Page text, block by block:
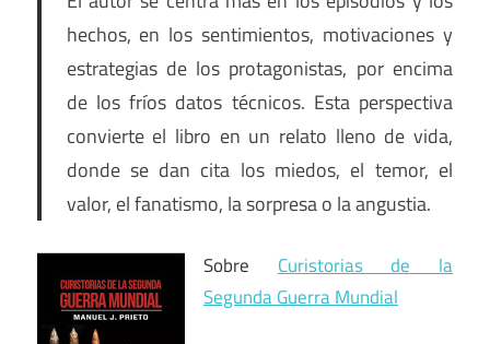
hechos, en los sentimientos, motivaciones y
estrategias de los protagonistas, por encima
de los fríos datos técnicos. Esta perspectiva
convierte el libro en un relato lleno de vida,
donde se dan cita los miedos, el temor, el
valor, el fanatismo, la sorpresa o la angustia.
SobreCuristorias de la
Segunda Guerra Mundial